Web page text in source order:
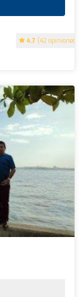
4.7 (42 opiniones)